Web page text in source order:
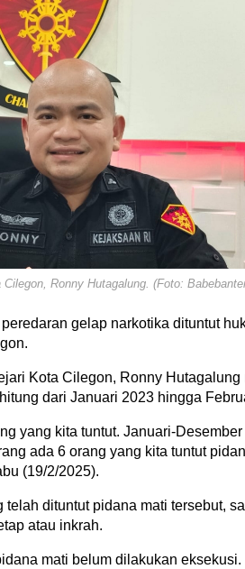
Ronny Hutagalung. (Foto:
gelap narkotika dituntut
Kota Cilegon, Ronny Hutagalung
dari Januari 2023 hingga
yang kita tuntut. Januari-
ada 6 orang yang kita tuntut
(19/2/2025).
dituntut pidana mati tersebut,
atau inkrah.
mati belum dilakukan